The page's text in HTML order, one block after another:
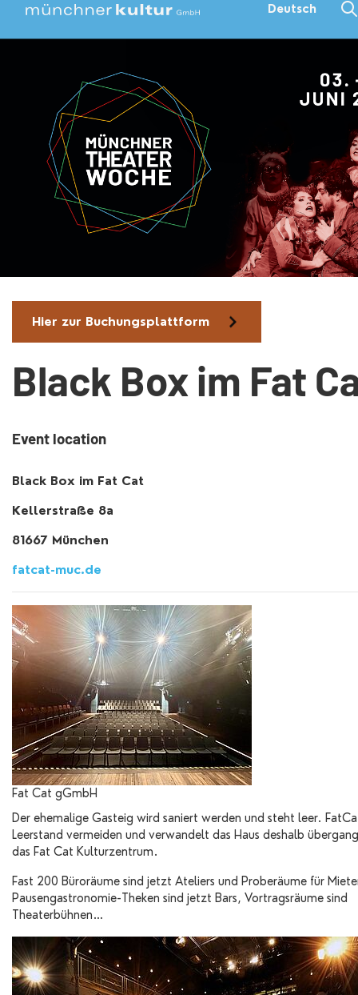
Deutsch
Hier zur Buchungsplattform
Black Box im Fat
Event location
Black Box im Fat Cat
Kellerstraße 8a
81667 München
fatcat-muc.de
Fat Cat gGmbH
Der ehemalige Gasteig wird saniert werden und steht leer.
Leerstand vermeiden und verwandelt das Haus deshalb
das Fat Cat Kulturzentrum.
Fast 200 Büroräume sind jetzt Ateliers und Proberäume für
Pausengastronomie-Theken sind jetzt Bars, Vortragsräume sind
Theaterbühnen…